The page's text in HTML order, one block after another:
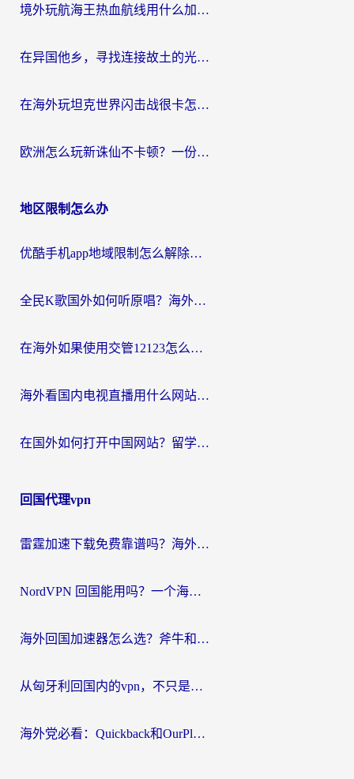
境外玩航海王热血航线用什么加速器？2026海外玩家实测最优方案（附欧洲问道堡垒前线加速技巧）
在异国他乡，寻找连接故土的光明大陆免费加速器
在海外玩坦克世界闪击战很卡怎么办？老玩家亲测有效的加速器选择指南
欧洲怎么玩新诛仙不卡顿？一份给海外游子的国服游戏畅玩指南
地区限制怎么办
优酷手机app地域限制怎么解除？海外党亲测有效的追剧方案
全民K歌国外如何听原唱？海外党亲测有效的回国加速器选择指南
在海外如果使用交管12123怎么处理？留学生亲测有效的回国加速方案
海外看国内电视直播用什么网站比较好？一篇解决你所有追剧难题的实用指南
在国外如何打开中国网站？留学生与海外华人的无缝访问指南
回国代理vpn
雷霆加速下载免费靠谱吗？海外党选回国加速器的避坑指南（附热门工具对比）
NordVPN 回国能用吗？一个海外用户必须面对的真实困境
海外回国加速器怎么选？斧牛和海龟哪个好？一篇帮你避开坑的实用指南
从匈牙利回国内的vpn，不只是为了刷剧那么简单
海外党必看：Quickback和OurPlay好用吗？3分钟选对回国加速器，无缝刷剧玩游戏